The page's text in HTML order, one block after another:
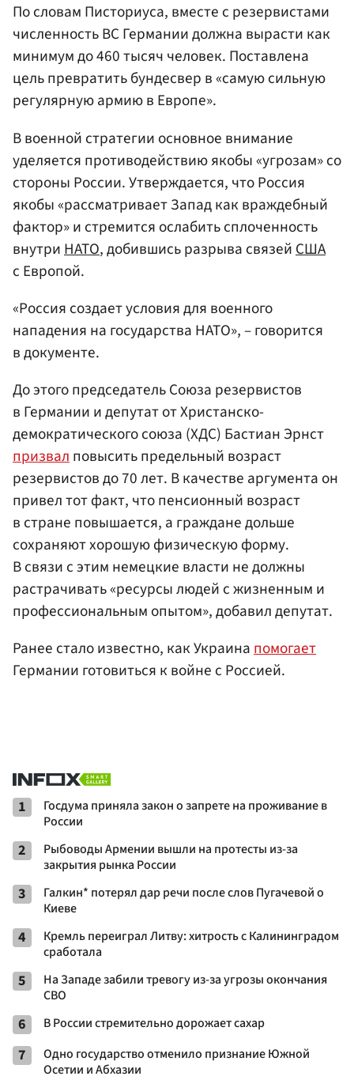
По словам Писториуса, вместе с резервистами
численность ВС Германии должна вырасти как
минимум до 460 тысяч человек. Поставлена
цель превратить бундесвер в «самую сильную
регулярную армию в Европе».
В военной стратегии основное внимание
уделяется противодействию якобы «угрозам» со
стороны России. Утверждается, что Россия
якобы «рассматривает Запад как враждебный
фактор» и стремится ослабить сплоченность
внутри НАТО, добившись разрыва связей США
с Европой.
«Россия создает условия для военного
нападения на государства НАТО», – говорится
в документе.
До этого председатель Союза резервистов
в Германии и депутат от Христанско-
демократического союза (ХДС) Бастиан Эрнст
призвалповысить предельный возраст
резервистов до 70 лет. В качестве аргумента он
привел тот факт, что пенсионный возраст
в стране повышается, а граждане дольше
сохраняют хорошую физическую форму.
В связи с этим немецкие власти не должны
растрачивать «ресурсы людей с жизненным и
профессиональным опытом», добавил депутат.
Ранее стало известно, как Украинапомогает
Германии готовиться к войне с Россией.
1
Госдума приняла закон о запрете на проживание в
России
2
Рыбоводы Армении вышли на протесты из-за
закрытия рынка России
3
Галкин* потерял дар речи после слов Пугачевой о
Киеве
4
Кремль переиграл Литву: хитрость с Калининградом
сработала
5
На Западе забили тревогу из-за угрозы окончания
СВО
6 В России стремительно дорожает сахар
7
Одно государство отменило признание Южной
Осетии и Абхазии